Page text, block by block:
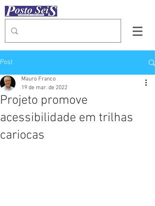
Post
Projeto promove
acessibilidade em trilhas
cariocas
Mauro Franco
19 de mar. de 2022